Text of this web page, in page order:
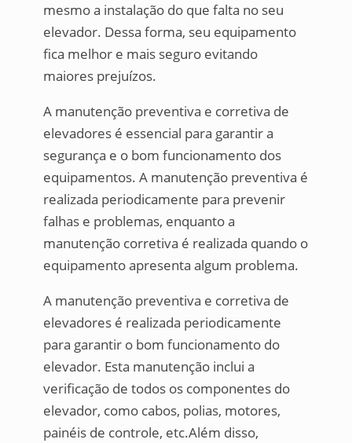
mesmo a instalação do que falta no seu
elevador. Dessa forma, seu equipamento
fica melhor e mais seguro evitando
maiores prejuízos.
A manutenção preventiva e corretiva de
elevadores é essencial para garantir a
segurança e o bom funcionamento dos
equipamentos. A manutenção preventiva é
realizada periodicamente para prevenir
falhas e problemas, enquanto a
manutenção corretiva é realizada quando o
equipamento apresenta algum problema.
A manutenção preventiva e corretiva de
elevadores é realizada periodicamente
para garantir o bom funcionamento do
elevador. Esta manutenção inclui a
verificação de todos os componentes do
elevador, como cabos, polias, motores,
painéis de controle, etc.Além disso,